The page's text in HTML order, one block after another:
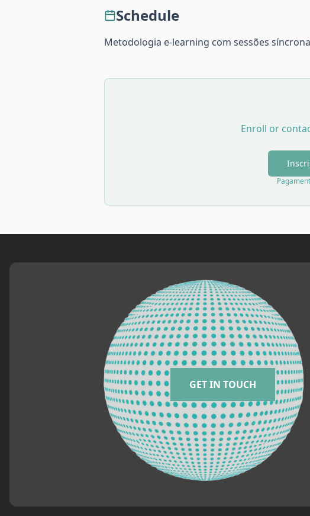
Schedule
Metodologia e-learning com sessões
Enroll or
GET IN TOUCH